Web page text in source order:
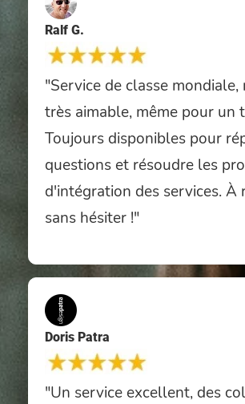
Ralf G.
"Service de classe
très aimable, même pour un
Toujours disponibles pour
questions et résoudre les
d'intégration des services. À
sans hésiter !"
Doris Patra
"Un service excellent, des